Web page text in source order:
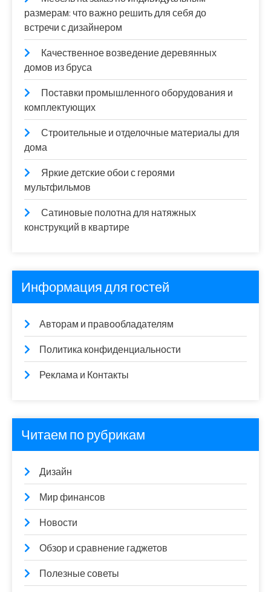
размерам: что важно решить для себя до
встречи с дизайнером
Качественное возведение деревянных
домов из бруса
Поставки промышленного оборудования и
комплектующих
Строительные и отделочные материалы для
дома
Яркие детские обои с героями
мультфильмов
Сатиновые полотна для натяжных
конструкций в квартире
Информация для гостей
Авторам и правообладателям
Политика конфиденциальности
Реклама и Контакты
Читаем по рубрикам
Дизайн
Мир финансов
Новости
Обзор и сравнение гаджетов
Полезные советы